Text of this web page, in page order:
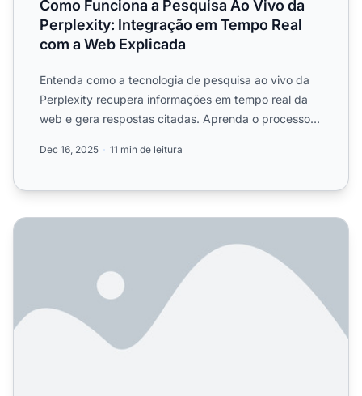
Como Funciona a Pesquisa Ao Vivo da
Perplexity: Integração em Tempo Real
com a Web Explicada
Entenda como a tecnologia de pesquisa ao vivo da
Perplexity recupera informações em tempo real da
web e gera respostas citadas. Aprenda o processo
Dec 16, 2025 11 min de leitura
Quais Ferramentas Gratuitas de Busca por IA Estão